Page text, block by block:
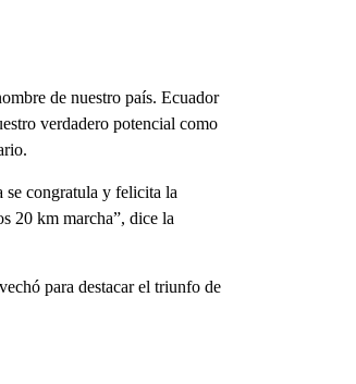
de nuestro país. Ecuador
verdadero potencial como
se congratula y felicita la
20 km marcha”, dice la
para destacar el triunfo de